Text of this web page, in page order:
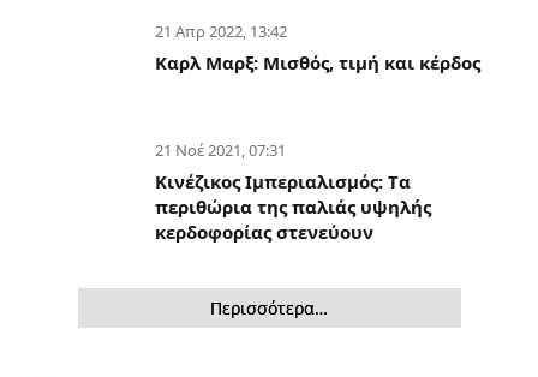
21 Απρ 2022, 13:42
Καρλ Μαρξ: Μισθός, τιμή και κέρδος
21 Νοέ 2021, 07:31
Κινέζικος Ιμπεριαλισμός: Tα
περιθώρια της παλιάς υψηλής
κερδοφορίας στενεύουν
Περισσότερα…